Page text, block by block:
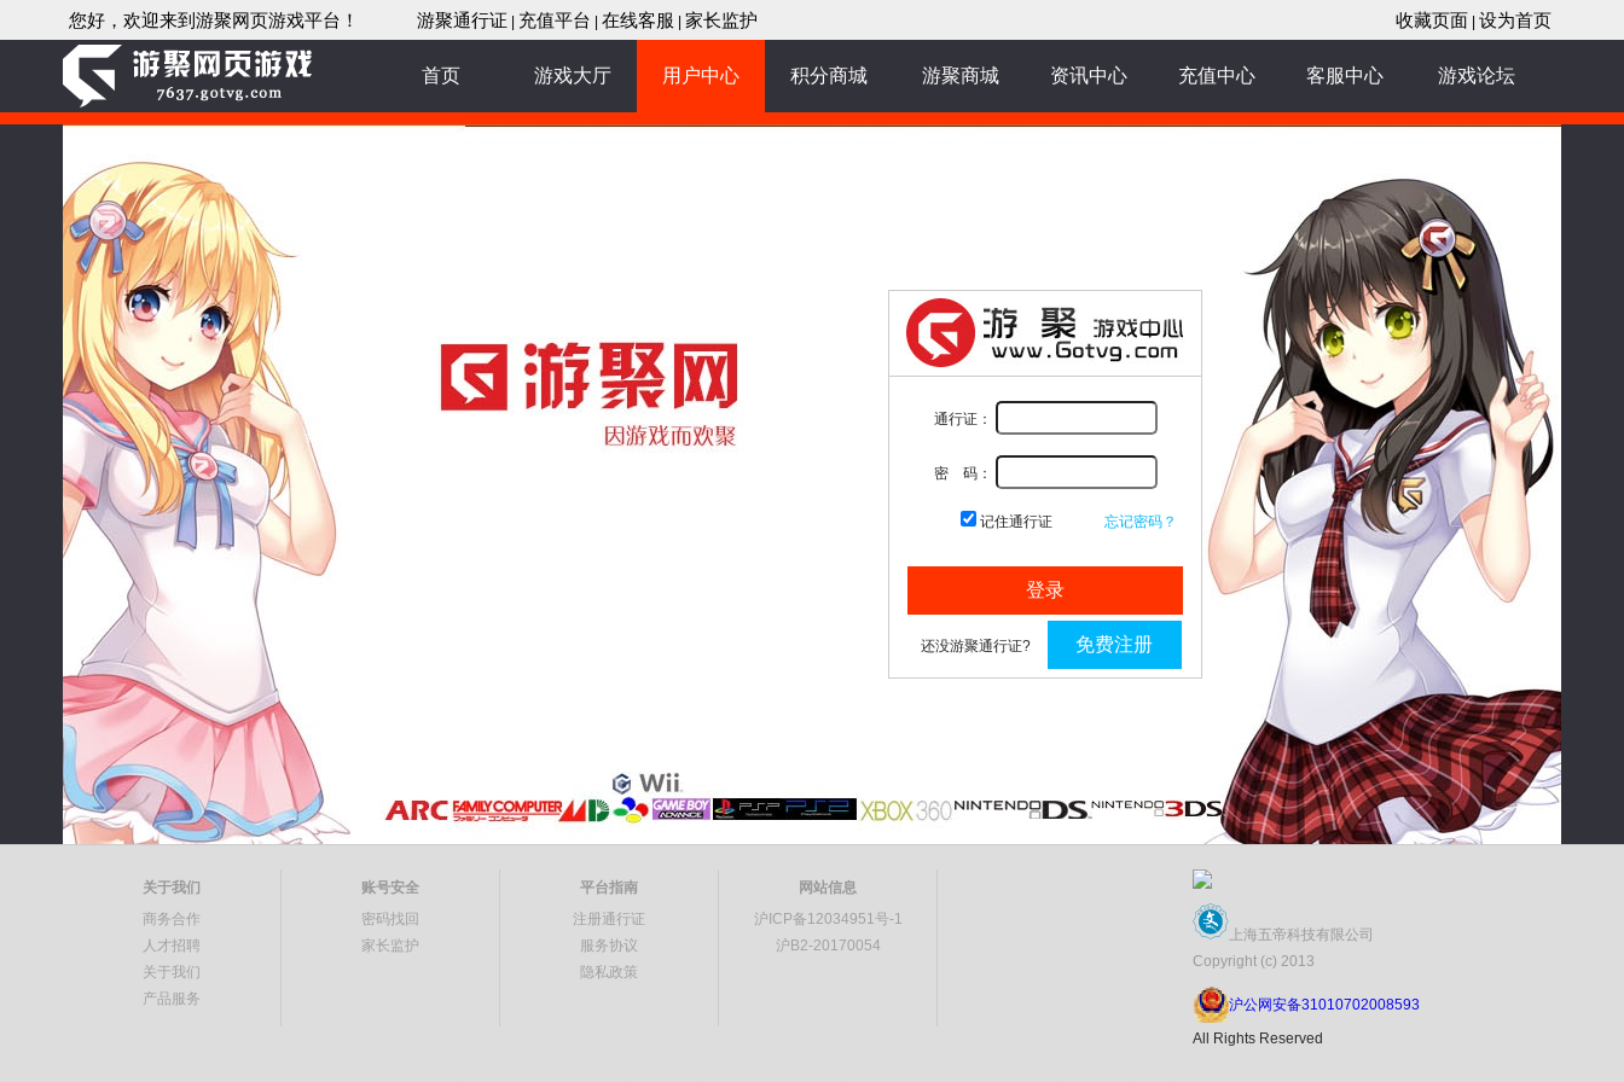
您好，欢迎来到游聚网页游戏平台！ 游聚通行证 充值平台 在线客服 家长监护 收藏页面 设为首页
首页 游戏大厅 用户中心 积分商城 游聚商城 资讯中心 充值中心 客服中心 游戏论坛
通行证：
密 码：
记住通行证 忘记密码？
登录
还没游聚通行证? 免费注册
关于我们
商务合作
人才招聘
关于我们
产品服务
账号安全
密码找回
家长监护
平台指南
注册通行证
服务协议
隐私政策
网站信息
沪ICP备12034951号-1
沪B2-20170054
上海五帝科技有限公司
Copyright (c) 2013
沪公网安备31010702008593
All Rights Reserved